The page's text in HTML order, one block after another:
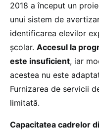
2018 a început un
unui sistem de
identificarea elevilor
școlar. Accesul la
este insuficient, iar
acestea nu este
Furnizarea de servicii
limitată.
Capacitatea cadrelor